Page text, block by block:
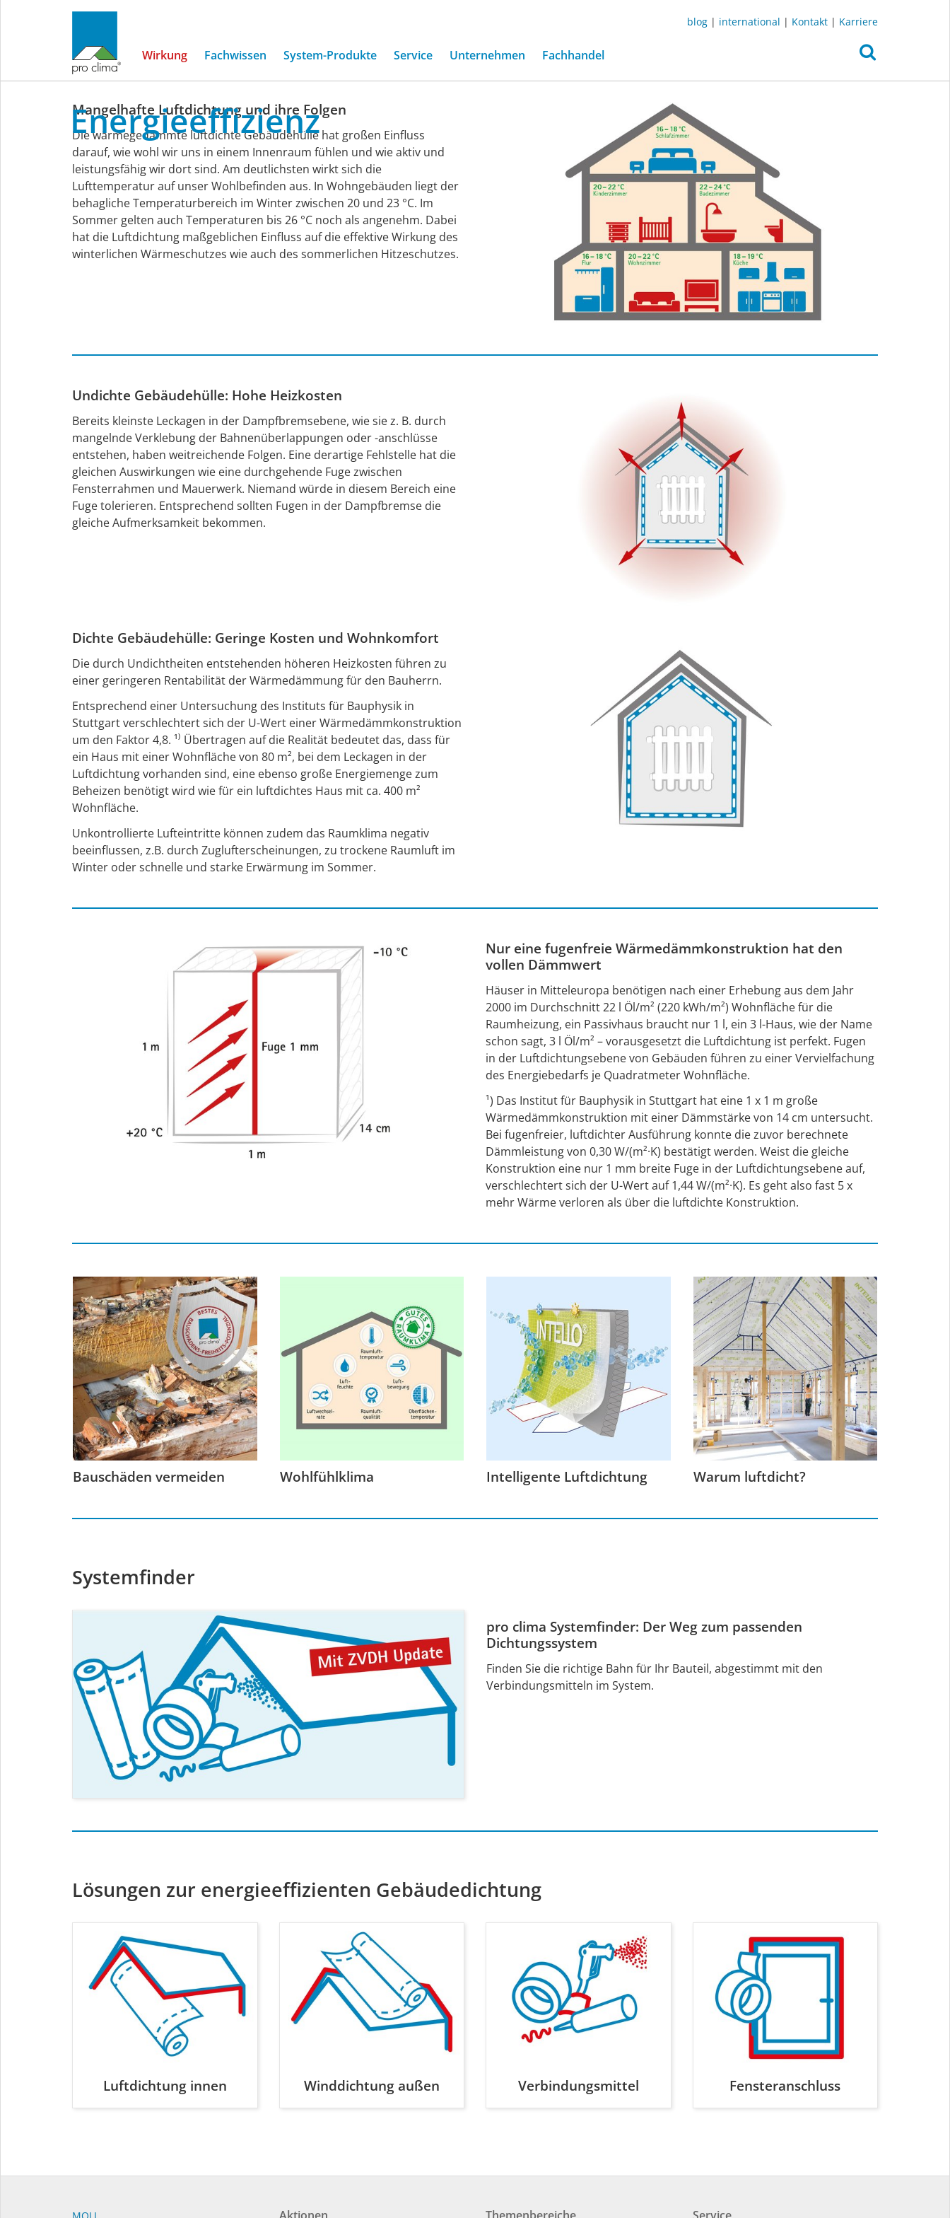
blog | international | Kontakt | Karriere
Wirkung Fachwissen System-Produkte Service Unternehmen Fachhandel
Energieeffizienz
Energieeffizienz
Mangelhafte Luftdichtung und ihre Folgen
Die wärmegedämmte luftdichte Gebäudehülle hat großen Einfluss
darauf, wie wohl wir uns in einem Innenraum fühlen und wie aktiv und
leistungsfähig wir dort sind. Am deutlichsten wirkt sich die
Lufttemperatur auf unser Wohlbefinden aus. In Wohngebäuden liegt der
behagliche Temperaturbereich im Winter zwischen 20 und 23 °C. Im
Sommer gelten auch Temperaturen bis 26 °C noch als angenehm. Dabei
hat die Luftdichtung maßgeblichen Einfluss auf die effektive Wirkung des
winterlichen Wärmeschutzes wie auch des sommerlichen Hitzeschutzes.
Undichte Gebäudehülle: Hohe Heizkosten
Bereits kleinste Leckagen in der Dampfbremsebene, wie sie z. B. durch
mangelnde Verklebung der Bahnenüberlappungen oder -anschlüsse
entstehen, haben weitreichende Folgen. Eine derartige Fehlstelle hat die
gleichen Auswirkungen wie eine durchgehende Fuge zwischen
Fensterrahmen und Mauerwerk. Niemand würde in diesem Bereich eine
Fuge tolerieren. Entsprechend sollten Fugen in der Dampfbremse die
gleiche Aufmerksamkeit bekommen.
Dichte Gebäudehülle: Geringe Kosten und Wohnkomfort
Die durch Undichtheiten entstehenden höheren Heizkosten führen zu
einer geringeren Rentabilität der Wärmedämmung für den Bauherrn.
Entsprechend einer Untersuchung des Instituts für Bauphysik in
Stuttgart verschlechtert sich der U-Wert einer Wärmedämmkonstruktion
um den Faktor 4,8. ¹⁾ Übertragen auf die Realität bedeutet das, dass für
ein Haus mit einer Wohnfläche von 80 m², bei dem Leckagen in der
Luftdichtung vorhanden sind, eine ebenso große Energiemenge zum
Beheizen benötigt wird wie für ein luftdichtes Haus mit ca. 400 m²
Wohnfläche.
Unkontrollierte Lufteintritte können zudem das Raumklima negativ
beeinflussen, z.B. durch Zuglufterscheinungen, zu trockene Raumluft im
Winter oder schnelle und starke Erwärmung im Sommer.
Nur eine fugenfreie Wärmedämmkonstruktion hat den
vollen Dämmwert
Häuser in Mitteleuropa benötigen nach einer Erhebung aus dem Jahr
2000 im Durchschnitt 22 l Öl/m² (220 kWh/m²) Wohnfläche für die
Raumheizung, ein Passivhaus braucht nur 1 l, ein 3 l-Haus, wie der Name
schon sagt, 3 l Öl/m² – vorausgesetzt die Luftdichtung ist perfekt. Fugen
in der Luftdichtungsebene von Gebäuden führen zu einer Vervielfachung
des Energiebedarfs je Quadratmeter Wohnfläche.
¹) Das Institut für Bauphysik in Stuttgart hat eine 1 x 1 m große
Wärmedämmkonstruktion mit einer Dämmstärke von 14 cm untersucht.
Bei fugenfreier, luftdichter Ausführung konnte die zuvor berechnete
Dämmleistung von 0,30 W/(m²·K) bestätigt werden. Weist die gleiche
Konstruktion eine nur 1 mm breite Fuge in der Luftdichtungsebene auf,
verschlechtert sich der U-Wert auf 1,44 W/(m²·K). Es geht also fast 5 x
mehr Wärme verloren als über die luftdichte Konstruktion.
Bauschäden vermeiden Wohlfühlklima Intelligente Luftdichtung Warum luftdicht?
Systemfinder
pro clima Systemfinder: Der Weg zum passenden
Dichtungssystem
Finden Sie die richtige Bahn für Ihr Bauteil, abgestimmt mit den
Verbindungsmitteln im System.
Lösungen zur energieeffizienten Gebäudedichtung
Luftdichtung innen Winddichtung außen Verbindungsmittel Fensteranschluss